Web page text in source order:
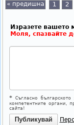
« предишна 1 2
Изразете вашето
Моля, спазвайте
*Съгласно българското
компетентните органи,
сайта!